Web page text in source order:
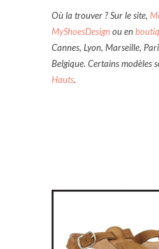
Où la trouver ? Sur le site,
MyShoesDesignou en
Cannes, Lyon, Marseille,
Belgique. Certains modèles
Hauts.